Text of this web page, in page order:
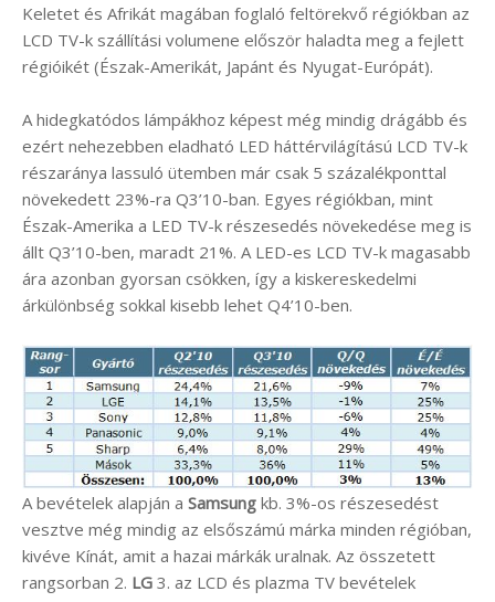
Keletet és Afrikát magában foglaló feltörekvő régiókban az
LCD TV-k szállítási volumene először haladta meg a fejlett
régióikét (Észak-Amerikát, Japánt és Nyugat-Európát).
A hidegkatódos lámpákhoz képest még mindig drágább és
ezért nehezebben eladható LED háttérvilágítású LCD TV-k
részaránya lassuló ütemben már csak 5 százalékponttal
növekedett 23%-ra Q3’10-ban. Egyes régiókban, mint
Észak-Amerika a LED TV-k részesedés növekedése meg is
állt Q3’10-ben, maradt 21%. A LED-es LCD TV-k magasabb
ára azonban gyorsan csökken, így a kiskereskedelmi
árkülönbség sokkal kisebb lehet Q4’10-ben.
A bevételek alapján a Samsung kb. 3%-os részesedést
vesztve még mindig az elsőszámú márka minden régióban,
kivéve Kínát, amit a hazai márkák uralnak. Az összetett
rangsorban 2. LG 3. az LCD és plazma TV bevételek